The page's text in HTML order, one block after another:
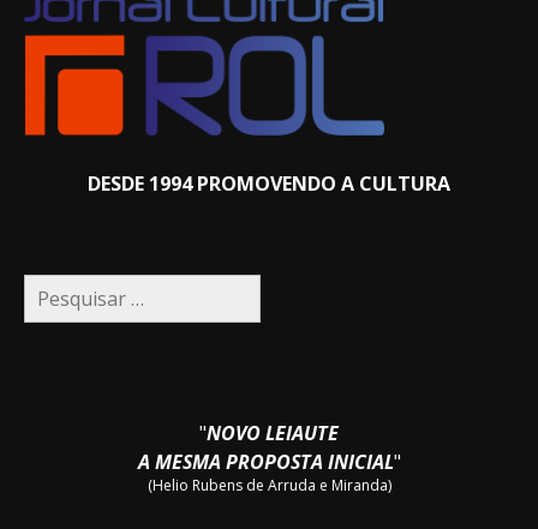
DESDE 1994 PROMOVENDO A CULTURA
Pesquisar
por:
"NOVO LEIAUTE
A MESMA PROPOSTA INICIAL"
(Helio Rubens de Arruda e Miranda)